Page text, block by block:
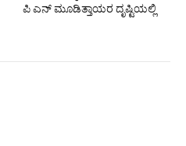
ಪಿ ಎನ್ ಮೂಡಿತ್ತಾಯರ ದೃಷ್ಟಿಯಲ್ಲಿ